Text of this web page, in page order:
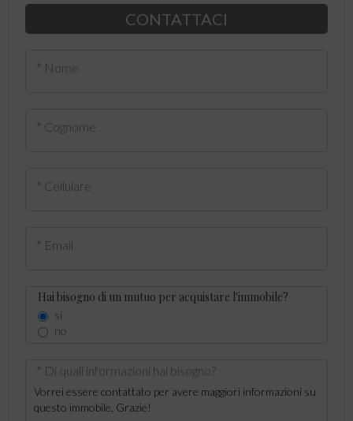
CONTATTACI
* Nome
* Cognome
* Cellulare
* Email
Hai bisogno di un mutuo per acquistare l'immobile?
si
no
* Di quali informazioni hai bisogno?